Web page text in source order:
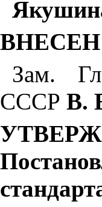
ВНЕСЕН
Зам.
СССР В.